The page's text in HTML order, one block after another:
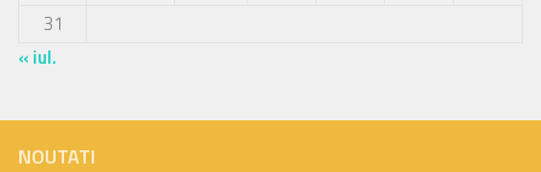
31
« iul.
NOUTATI